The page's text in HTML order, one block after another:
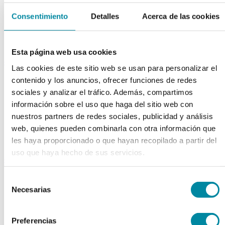
Consentimiento Detalles Acerca de las cookies
Esta página web usa cookies
Las cookies de este sitio web se usan para personalizar el
contenido y los anuncios, ofrecer funciones de redes
sociales y analizar el tráfico. Además, compartimos
información sobre el uso que haga del sitio web con
nuestros partners de redes sociales, publicidad y análisis
web, quienes pueden combinarla con otra información que
les haya proporcionado o que hayan recopilado a partir del
uso que haya hecho de sus servicios.
Necesarias
Preferencias
Extractos glicólicos
Tamañno 000
Tamañno 00
Tamañno 0
Tamañno 1
Tamañno 2
Tamañno 3
Tamañno 4
Tamañno 5
Tapas farmacia
Frascos y tapas cosmética
Tarros cosmética